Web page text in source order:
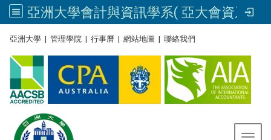
亞洲大學會計與資訊學系( 亞大會資系官網) | Asia University, Taiwan
亞洲大學 | 管理學院 | 行事曆 | 網站地圖 | 聯絡我們